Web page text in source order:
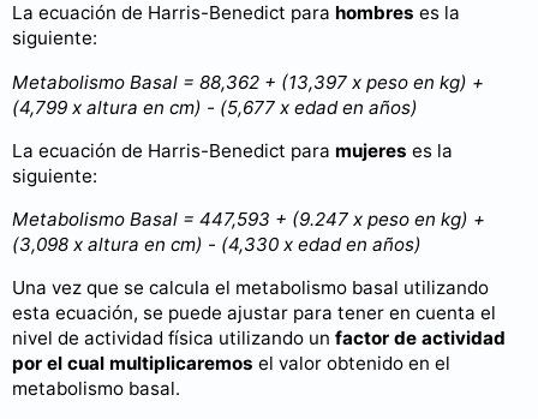
La ecuación de Harris-Benedict para hombres es la
siguiente:
Metabolismo Basal = 88,362 + (13,397 x peso en kg) +
(4,799 x altura en cm) - (5,677 x edad en años)
La ecuación de Harris-Benedict para mujeres es la
siguiente:
Metabolismo Basal = 447,593 + (9.247 x peso en kg) +
(3,098 x altura en cm) - (4,330 x edad en años)
Una vez que se calcula el metabolismo basal utilizando
esta ecuación, se puede ajustar para tener en cuenta el
nivel de actividad física utilizando un factor de actividad
por el cual multiplicaremos el valor obtenido en el
metabolismo basal.